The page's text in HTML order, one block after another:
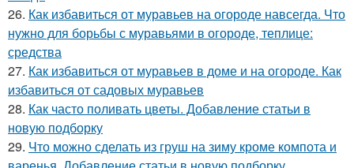
26. Как избавиться от муравьев на огороде навсегда. Что
нужно для борьбы с муравьями в огороде, теплице:
средства
27. Как избавиться от муравьев в доме и на огороде. Как
избавиться от садовых муравьев
28. Как часто поливать цветы. Добавление статьи в
новую подборку
29. Что можно сделать из груш на зиму кроме компота и